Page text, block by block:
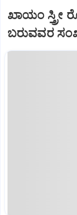
ಖಾಯಂ ಸ್ತ್ರೀ
ಬರುವವರ